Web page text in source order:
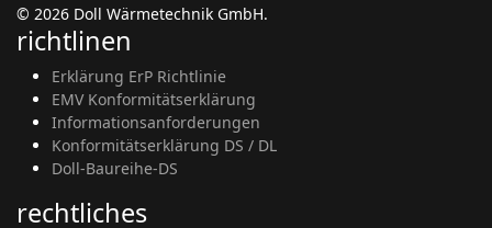
© 2026 Doll Wärmetechnik GmbH.
richtlinen
Erklärung ErP Richtlinie
EMV Konformitätserklärung
Informationsanforderungen
Konformitätserklärung DS / DL
Doll-Baureihe-DS
rechtliches